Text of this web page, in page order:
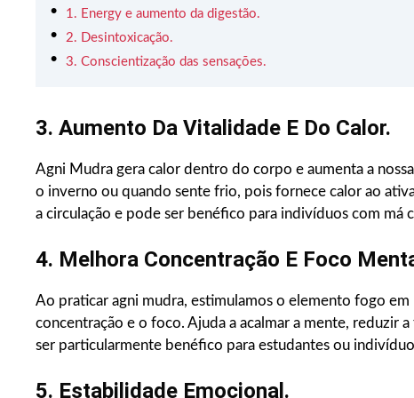
1. Energy e aumento da digestão.
2. Desintoxicação.
3. Conscientização das sensações.
3. Aumento Da Vitalidade E Do Calor.
Agni Mudra gera calor dentro do corpo e aumenta a
o inverno ou quando sente frio, pois fornece calor ao
a circulação e pode ser benéfico para indivíduos com má
4. Melhora Concentração E Foco
Ao praticar agni mudra, estimulamos o elemento fogo em
concentração e o foco. Ajuda a acalmar a mente, reduzir
ser particularmente benéfico para estudantes ou
5. Estabilidade Emocional.